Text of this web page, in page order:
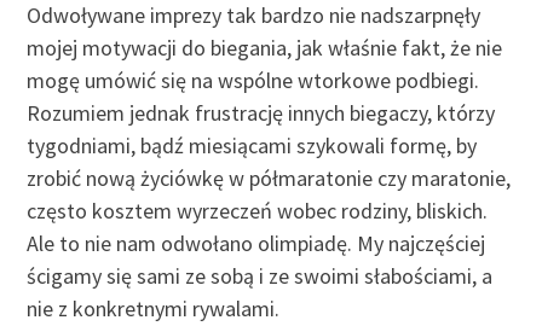
Odwoływane imprezy tak bardzo nie nadszarpnęły
mojej motywacji do biegania, jak właśnie fakt, że nie
mogę umówić się na wspólne wtorkowe podbiegi.
Rozumiem jednak frustrację innych biegaczy, którzy
tygodniami, bądź miesiącami szykowali formę, by
zrobić nową życiówkę w półmaratonie czy maratonie,
często kosztem wyrzeczeń wobec rodziny, bliskich.
Ale to nie nam odwołano olimpiadę. My najczęściej
ścigamy się sami ze sobą i ze swoimi słabościami, a
nie z konkretnymi rywalami.